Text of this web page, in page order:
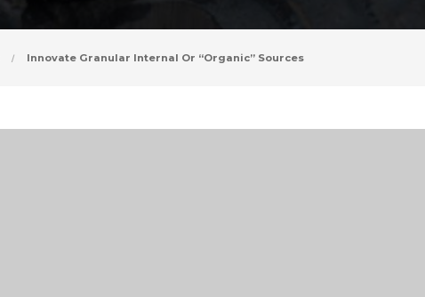
Innovate Granular Internal Or “organic” Sources